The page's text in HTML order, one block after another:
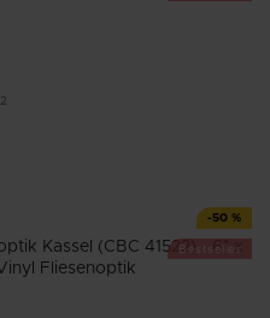
- 50 %
Bestseller
Kassel (CBC 41522) - 61 x
Fliesenoptik